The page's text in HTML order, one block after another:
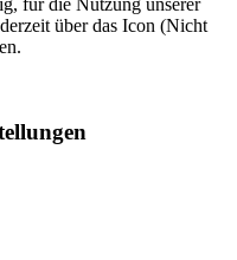
über das Icon (Nicht